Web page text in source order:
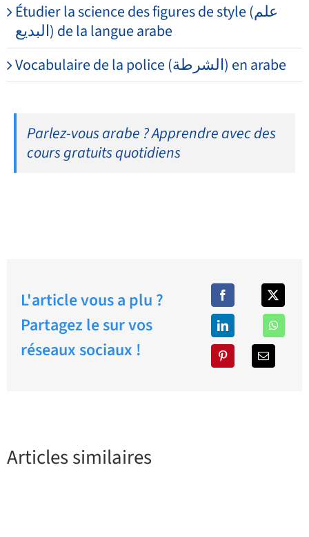
Étudier la science des figures de style (علم
البديع) de la langue arabe
Vocabulaire de la police (الشرطة) en arabe
Parlez-vous arabe ? Apprendre avec des
cours gratuits quotidiens
L'article vous a plu ?
Partagez le sur vos
réseaux sociaux !
Articles similaires